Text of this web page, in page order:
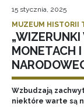
15 stycznia, 2025
MUZEUM HISTORII
MONETACH
Wzbudzają
niektóre warte są